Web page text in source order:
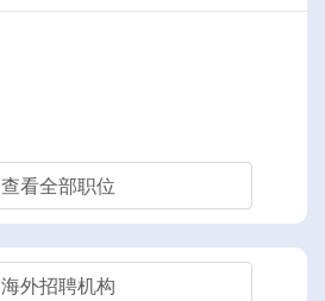
查看全部职位
海外招聘机构